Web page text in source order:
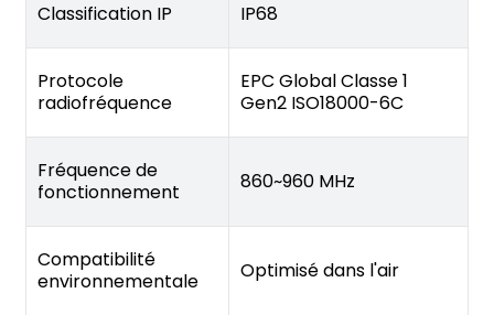
Classification IP IP68
Protocole
radiofréquence
EPC Global Classe 1
Gen2 ISO18000-6C
Fréquence de
fonctionnement
860~960 MHz
Compatibilité
environnementale
Optimisé dans l'air